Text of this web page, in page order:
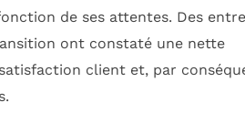
de ses attentes. Des
ont constaté une nette
client et, par